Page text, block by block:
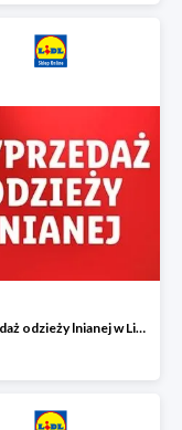
Wyprzedaż odzieży lnianej w Lidlu Online do -50%